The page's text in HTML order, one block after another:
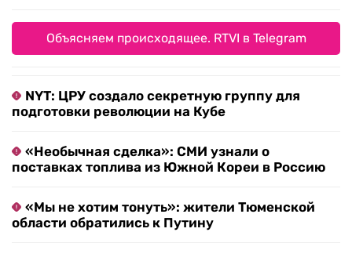
Объясняем происходящее. RTVI в Telegram
NYT: ЦРУ создало секретную группу для
подготовки революции на Кубе
«Необычная сделка»: СМИ узнали о
поставках топлива из Южной Кореи в Россию
«Мы не хотим тонуть»: жители Тюменской
области обратились к Путину